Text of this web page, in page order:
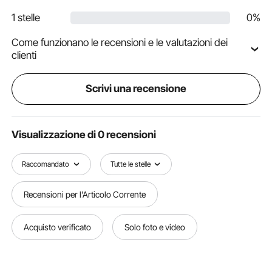
1 stelle 0%
Come funzionano le recensioni e le valutazioni dei
clienti
Scrivi una recensione
Visualizzazione di 0 recensioni
Raccomandato Tutte le stelle
Recensioni per l'Articolo Corrente
Acquisto verificato Solo foto e video